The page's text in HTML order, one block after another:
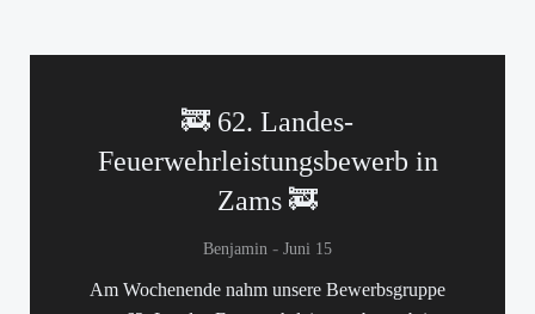
🚒 62. Landes-
Feuerwehrleistungsbewerb in
Zams 🚒
Benjamin - Juni 15
Am Wochenende nahm unsere Bewerbsgruppe